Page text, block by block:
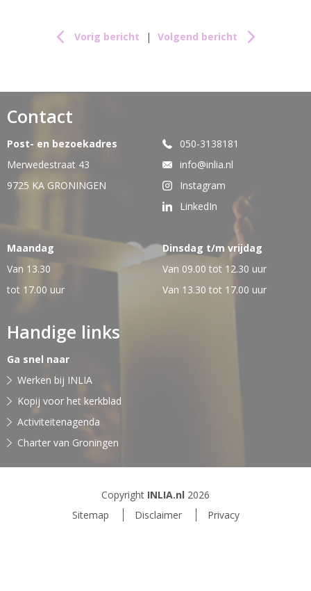
Vorig bericht | Volgend bericht
Contact
Post- en bezoekadres
Merwedestraat 43
9725 KA GRONINGEN
050-3138181
info@inlia.nl
Instagram
LinkedIn
Maandag
Van 13.30
tot 17.00 uur
Dinsdag t/m vrijdag
Van 09.00 tot 12.30 uur
Van 13.30 tot 17.00 uur
Handige links
Ga snel naar
Werken bij INLIA
Kopij voor het kerkblad
Activiteitenagenda
Charter van Groningen
Copyright INLIA.nl 2026
Sitemap
Disclaimer Privacy